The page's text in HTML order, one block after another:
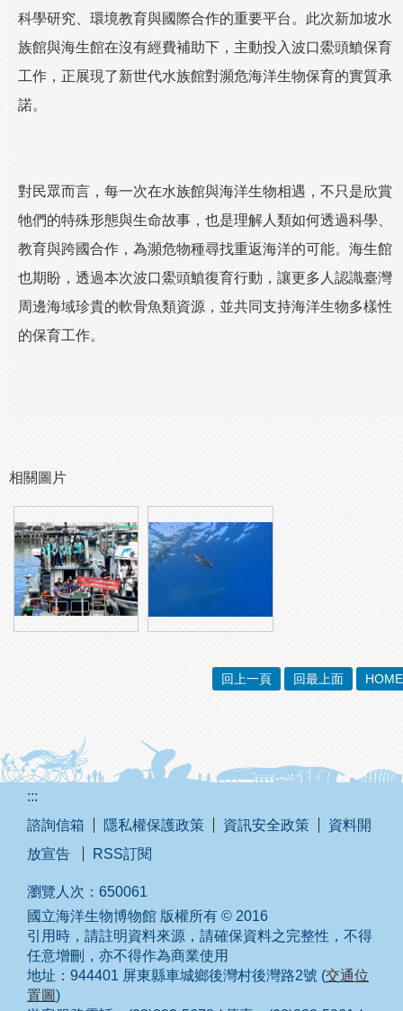
科學研究、環境教育與國際合作的重要平台。此次新加坡水
族館與海生館在沒有經費補助下，主動投入波口鱟頭鱝保育
工作，正展現了新世代水族館對瀕危海洋生物保育的實質承
諾。
對民眾而言，每一次在水族館與海洋生物相遇，不只是欣賞
牠們的特殊形態與生命故事，也是理解人類如何透過科學、
教育與跨國合作，為瀕危物種尋找重返海洋的可能。海生館
也期盼，透過本次波口鱟頭鱝復育行動，讓更多人認識臺灣
周邊海域珍貴的軟骨魚類資源，並共同支持海洋生物多樣性
的保育工作。
相關圖片
回上一頁 回最上面 HOME
:::
諮詢信箱
隱私權保護政策 資訊安全政策
資料開
放宣告
RSS訂閱
瀏覽人次： 650061
國立海洋生物博物館 版權所有 © 2016
引用時，請註明資料來源，請確保資料之完整性，不得
任意增刪，亦不得作為商業使用
地址：944401 屏東縣車城鄉後灣村後灣路2號 (交通位
置圖)